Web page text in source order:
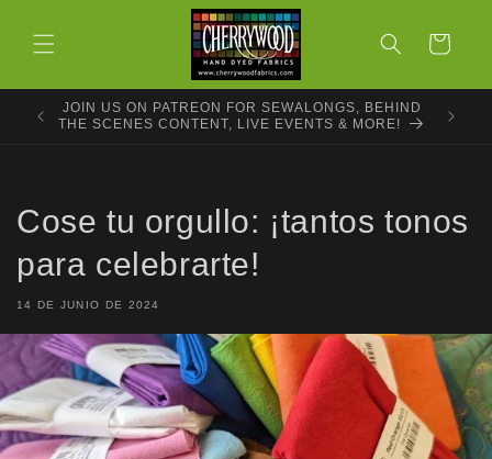
al contenido
Carrito
JOIN US ON PATREON FOR SEWALONGS, BEHIND
THE SCENES CONTENT, LIVE EVENTS & MORE!
Cose tu orgullo: ¡tantos tonos
para celebrarte!
14 DE JUNIO DE 2024